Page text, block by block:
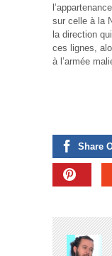
sur celle à la
la direction
ces lignes,
à l’armée
Share